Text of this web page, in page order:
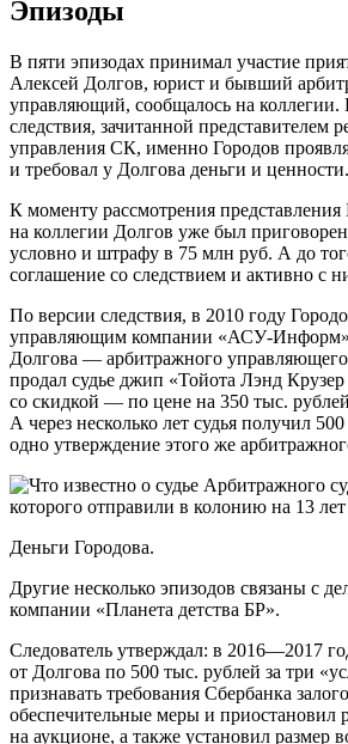
Эпизоды
В пяти эпизодах принимал участие
Алексей Долгов, юрист и бывший
управляющий, сообщалось на
следствия, зачитанной представителем
управления СК, именно Городов
и требовал у Долгова деньги и ценности.
К моменту рассмотрения представления
на коллегии Долгов уже был
условно и штрафу в 75 млн руб. А до
соглашение со следствием и активно с
По версии следствия, в 2010 году
управляющим компании «АСУ-Информ»
Долгова — арбитражного
продал судье джип «Тойота Лэнд
со скидкой — по цене на 350 тыс.
А через несколько лет судья получил
одно утверждение этого же
Деньги Городова.
Другие несколько эпизодов связаны с
компании «Планета детства БР».
Следователь утверждал: в 2016—2017
от Долгова по 500 тыс. рублей за три
признавать требования Сбербанка
обеспечительные меры и приостановил
на аукционе, а также установил размер